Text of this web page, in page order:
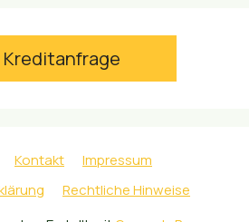
Kreditanfrage
Kontakt
Impressum
Rechtliche Hinweise